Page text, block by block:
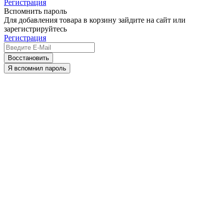
Регистрация
Вспомнить пароль
Для добавления товара в корзину зайдите на сайт или
зарегистрируйтесь
Регистрация
Восстановить
Я вспомнил пароль